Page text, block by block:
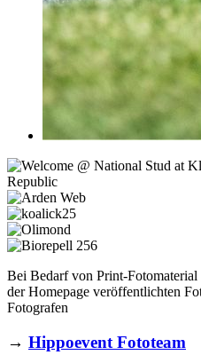
Bei Bedarf von Print-
der Homepage veröffentlichten
Fotografen
→ Hippoevent Fototeam